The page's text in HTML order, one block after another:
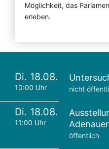
Möglichkeit, das
erleben.
Di. 18.08.
10:00 Uhr nicht
Di. 18.08.
11:00 Uhr
öffentlich